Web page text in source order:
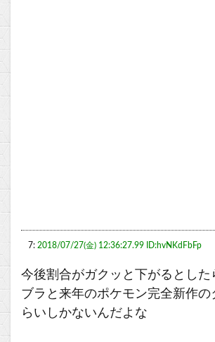
7: 2018/07/27(金) 12:36:27.99 ID:hvNKdFbFp
今後割合がガクッと下がるとした
ブラと来年のポケモン完全新作の
らいしかないんだよな